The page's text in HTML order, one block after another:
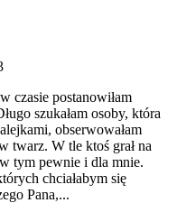
czasie postanowiłam
szukałam osoby, która
obserwowałam
twarz. W tle ktoś grał na
tym pewnie i dla mnie.
chciałabym się
Pana,...